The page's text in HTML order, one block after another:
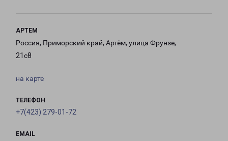
АРТЕМ
Россия, Приморский край, Артём, улица Фрунзе,
21с8
на карте
ТЕЛЕФОН
+7(423) 279-01-72
EMAIL